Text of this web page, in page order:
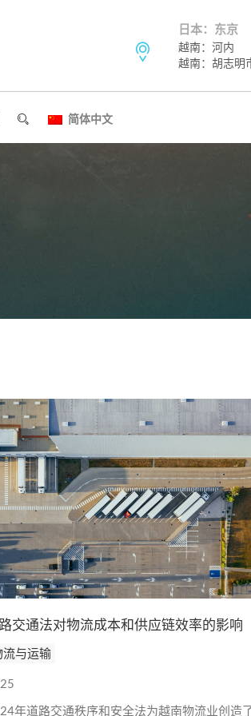
日本：东京
越南：河内
越南：胡志明
简体中文
交通法对物流成本和供应链效率的影响
流与运输
年道路交通秩序和安全法为越南物流业创造